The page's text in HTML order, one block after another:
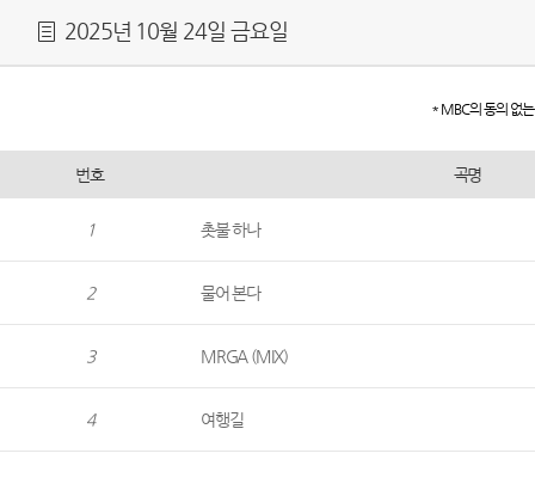
2025년 10월 24일 금요일
* MBC의 동의 없
번호 곡명
1 촛불 하나
2 물어 본다
3 MRGA (MIX)
4 여행길